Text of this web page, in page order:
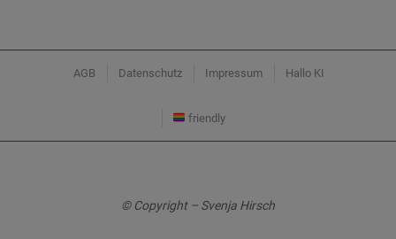
AGB Datenschutz Impressum Hallo KI
friendly
© Copyright – Svenja Hirsch